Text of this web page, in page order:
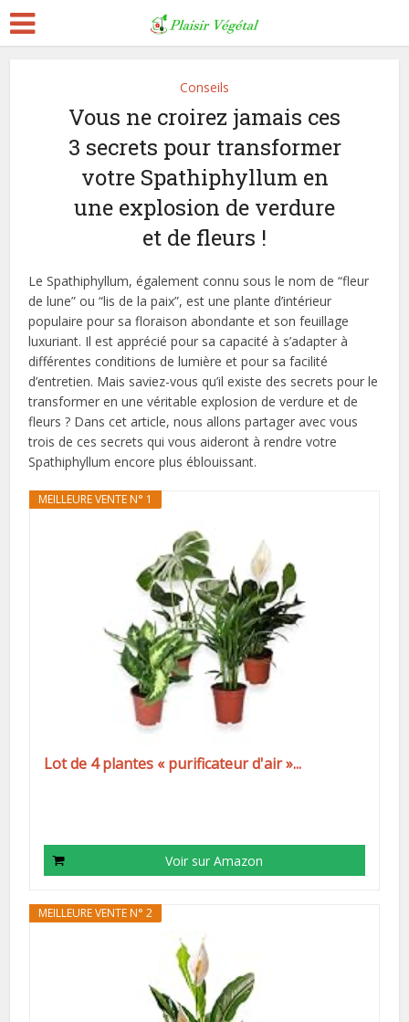
Conseils
Vous ne croirez jamais ces
3 secrets pour transformer
votre Spathiphyllum en
une explosion de verdure
et de fleurs !
Le Spathiphyllum, également connu sous le nom de “fleur
de lune” ou “lis de la paix”, est une plante d’intérieur
populaire pour sa floraison abondante et son feuillage
luxuriant. Il est apprécié pour sa capacité à s’adapter à
différentes conditions de lumière et pour sa facilité
d’entretien. Mais saviez-vous qu’il existe des secrets pour le
transformer en une véritable explosion de verdure et de
fleurs ? Dans cet article, nous allons partager avec vous
trois de ces secrets qui vous aideront à rendre votre
Spathiphyllum encore plus éblouissant.
MEILLEURE VENTE N° 1
Lot de 4 plantes « purificateur d'air »...
Voir sur Amazon
MEILLEURE VENTE N° 2